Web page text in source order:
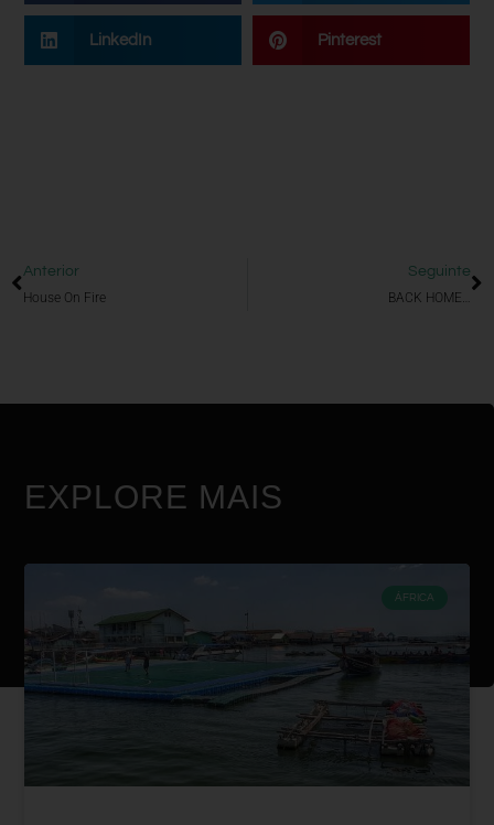
LinkedIn Pinterest
Anterior
House On Fire
Seguinte
BACK HOME…
EXPLORE MAIS
ÁFRICA